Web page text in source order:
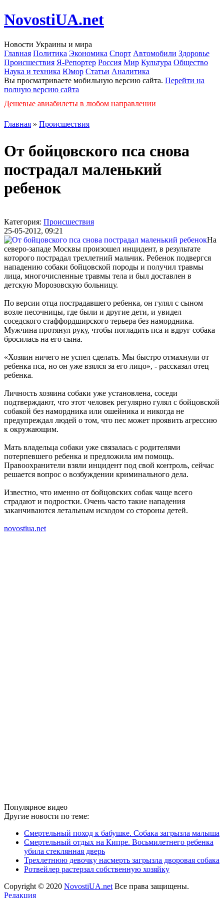
NovostiUA.net
Новости Украины и мира
Главная Политика Экономика Спорт Автомобили Здоровье
Происшествия Я-Репортер Россия Мир Культура Общество
Наука и техника Юмор Статьи Аналитика
Вы просматриваете мобильную версию сайта. Перейти на
полную версию сайта
Дешевые авиабилеты в любом направлении
Главная » Происшествия
От бойцовского пса снова
пострадал маленький
ребенок
Категория: Происшествия
25-05-2012, 09:21
На
северо-западе Москвы произошел инцидент, в результате
которого пострадал трехлетний мальчик. Ребенок подвергся
нападению собаки бойцовской породы и получил травмы
лица, многочисленные травмы тела и был доставлен в
детскую Морозовскую больницу.
По версии отца пострадавшего ребенка, он гулял с сыном
возле песочницы, где были и другие дети, и увидел
соседского стаффордширского терьера без намордника.
Мужчина протянул руку, чтобы погладить пса и вдруг собака
бросилась на его сына.
«Хозяин ничего не успел сделать. Мы быстро отмахнули от
ребенка пса, но он уже взялся за его лицо», - рассказал отец
ребенка.
Личность хозяина собаки уже установлена, соседи
подтверждают, что этот человек регулярно гулял с бойцовской
собакой без намордника или ошейника и никогда не
предупреждал людей о том, что пес может проявить агрессию
к окружающим.
Мать владельца собаки уже связалась с родителями
потерпевшего ребенка и предложила им помощь.
Правоохранители взяли инцидент под свой контроль, сейчас
решается вопрос о возбуждении криминального дела.
Известно, что именно от бойцовских собак чаще всего
страдают и подростки. Очень часто такие нападения
заканчиваются летальным исходом со стороны детей.
novostiua.net
Популярное видео
Другие новости по теме:
Смертельный поход к бабушке. Собака загрызла малыша
Смертельный отдых на Кипре. Восьмилетнего ребенка
убила стеклянная дверь
Трехлетнюю девочку насмерть загрызла дворовая собака
Ротвейлер растерзал собственную хозяйку
Copyright © 2020 NovostiUA.net Все права защищены.
Редакция